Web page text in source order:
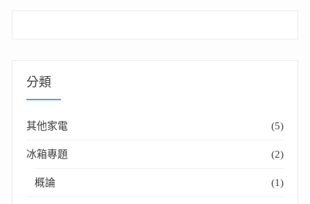
分類
其他家電 (5)
冰箱專題 (2)
概論 (1)